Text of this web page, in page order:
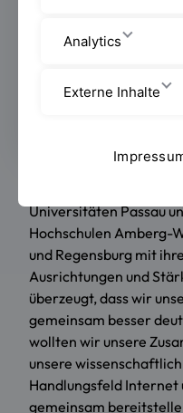
Universitäten Passau
Hochschulen Amberg-
und Regensburg mit
Ausrichtungen und
überzeugt, dass wir
gemeinsam besser
wollten wir unsere
unsere
Handlungsfeld
gemeinsam
Analytics
Externe Inhalte